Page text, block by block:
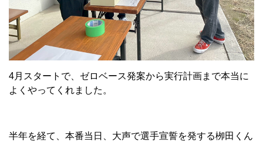
4月スタートで、ゼロベース発案から実行計画まで本当に
よくやってくれました。
半年を経て、本番当日、大声で選手宣誓を発する栁田くん